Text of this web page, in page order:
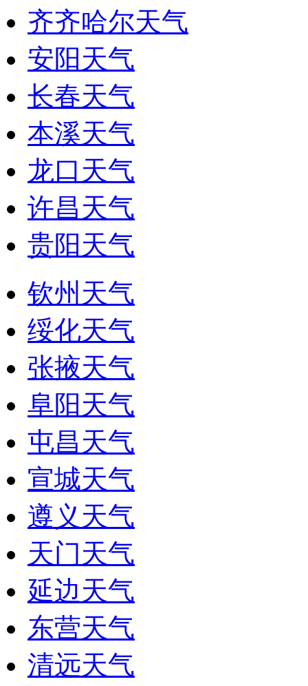
齐齐哈尔天气
安阳天气
长春天气
本溪天气
龙口天气
许昌天气
贵阳天气
钦州天气
绥化天气
张掖天气
阜阳天气
屯昌天气
宣城天气
遵义天气
天门天气
延边天气
东营天气
清远天气